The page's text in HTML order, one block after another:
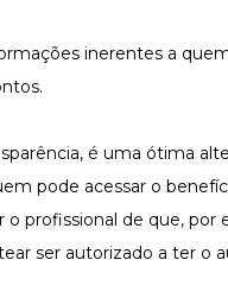
inerentes a
é uma ótima
pode acessar o
o profissional de que,
ser autorizado a ter o